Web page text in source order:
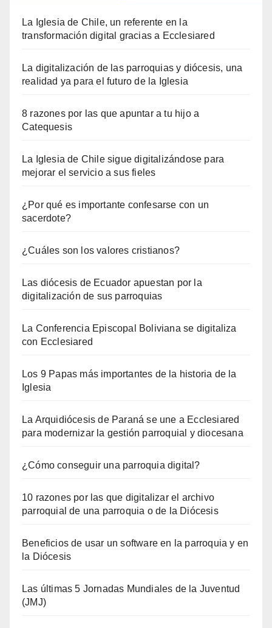
La Iglesia de Chile, un referente en la
transformación digital gracias a Ecclesiared
La digitalización de las parroquias y diócesis, una
realidad ya para el futuro de la Iglesia
8 razones por las que apuntar a tu hijo a
Catequesis
La Iglesia de Chile sigue digitalizándose para
mejorar el servicio a sus fieles
¿Por qué es importante confesarse con un
sacerdote?
¿Cuáles son los valores cristianos?
Las diócesis de Ecuador apuestan por la
digitalización de sus parroquias
La Conferencia Episcopal Boliviana se digitaliza
con Ecclesiared
Los 9 Papas más importantes de la historia de la
Iglesia
La Arquidiócesis de Paraná se une a Ecclesiared
para modernizar la gestión parroquial y diocesana
¿Cómo conseguir una parroquia digital?
10 razones por las que digitalizar el archivo
parroquial de una parroquia o de la Diócesis
Beneficios de usar un software en la parroquia y en
la Diócesis
Las últimas 5 Jornadas Mundiales de la Juventud
(JMJ)